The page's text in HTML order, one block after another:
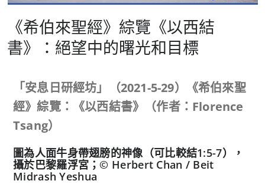
《希伯來聖經》綜覽《以西結
書》：絕望中的曙光和目標
「安息日研經坊」（2021-5-29）《希伯來聖
經》綜覽：《以西結書》（作者：Florence
Tsang）
圖為人面牛身帶翅膀的神像（可比較結1:5-7），
攝於巴黎羅浮宮；© Herbert Chan / Beit
Midrash Yeshua